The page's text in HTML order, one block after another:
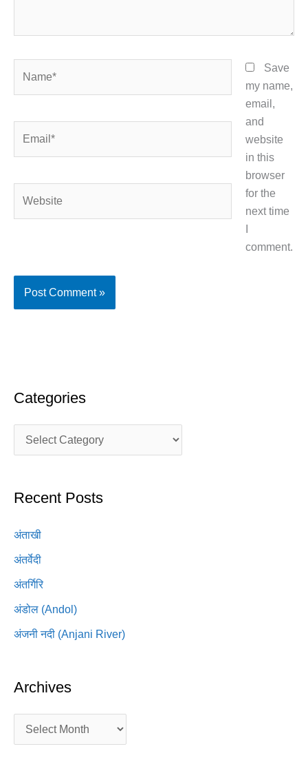
Save
my name,
email,
and
website
in this
browser
for the
next time
comment.
Categories
Recent Posts
अंताखी
अंतर्वेदी
अंतर्गिरि
अंडोल (Andol)
अंजनी नदी (Anjani River)
Archives